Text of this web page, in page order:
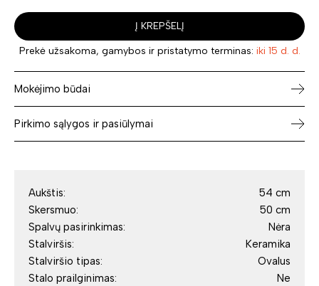
Į KREPŠELĮ
Prekė užsakoma, gamybos ir pristatymo terminas: iki 15 d. d.
Mokėjimo būdai
Pirkimo sąlygos ir pasiūlymai
Aukštis:
54 cm
Skersmuo:
50 cm
Spalvų pasirinkimas:
Nėra
Stalviršis:
Keramika
Stalviršio tipas:
Ovalus
Stalo prailginimas:
Ne